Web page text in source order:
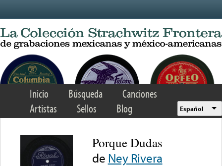
Inicio Búsqueda
Canciones
Artistas
Sellos Blog Español
Porque Dudas
de Ney Rivera